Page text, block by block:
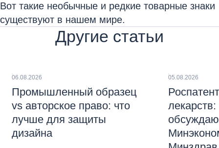
Вот такие необычные и редкие товарные знаки
существуют в нашем мире.
Другие статьи
06.08.2026
Промышленный образец
vs авторское право: что
лучше для защиты
дизайна
05.08.2026
лекарств: